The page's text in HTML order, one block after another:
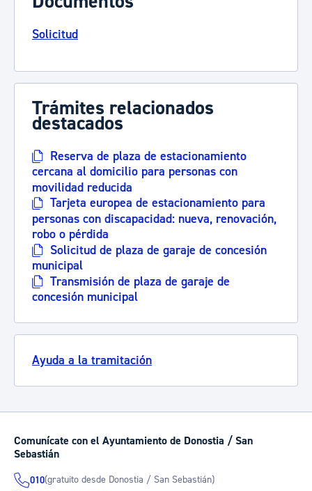
Solicitud
Trámites relacionados
destacados
Reserva de plaza de estacionamiento
cercana al domicilio para personas con
movilidad reducida
Tarjeta europea de estacionamiento para
personas con discapacidad: nueva, renovación,
robo o pérdida
Solicitud de plaza de garaje de concesión
municipal
Transmisión de plaza de garaje de
concesión municipal
Ayuda a la tramitación
Comunícate con el Ayuntamiento de Donostia / San
Sebastián
010(gratuito desde Donostia / San Sebastián)